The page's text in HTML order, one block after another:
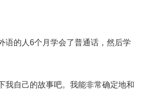
语的人6个月学会了普通话，然后学
我自己的故事吧。我能非常确定地和